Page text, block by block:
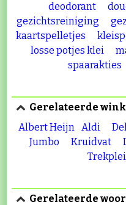
deodorant
gezichtsreiniging
kaartspelletjes
losse potjes klei
spaarakties
Gerelateerde
Albert Heijn Aldi
Jumbo
Kruidvat
Gerelateerde